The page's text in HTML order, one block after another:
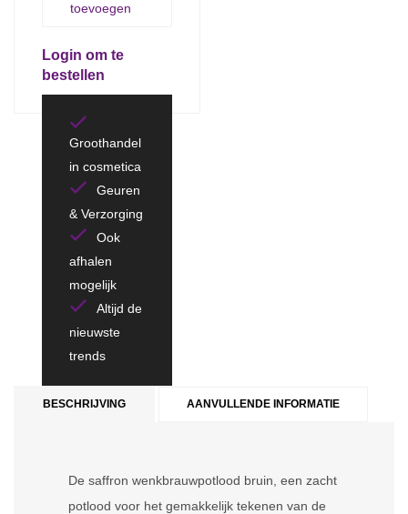
toevoegen
Login om te
bestellen
Groothandel
in cosmetica
Geuren
& Verzorging
Ook
afhalen
mogelijk
Altijd de
nieuwste
trends
BESCHRIJVING AANVULLENDE INFORMATIE
De saffron wenkbrauwpotlood bruin, een zacht
potlood voor het gemakkelijk tekenen van de